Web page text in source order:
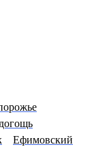
Ефимовский